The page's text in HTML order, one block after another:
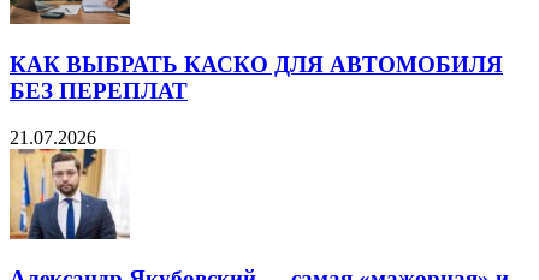
КАК ВЫБРАТЬ КАСКО ДЛЯ АВТОМОБИЛЯ
БЕЗ ПЕРЕПЛАТ
21.07.2026